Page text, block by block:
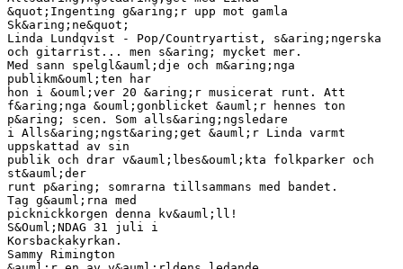
&quot;Ingenting g&aring;r upp mot gamla
Sk&aring;ne&quot;
Linda Lundqvist - Pop/Countryartist, s&aring;ngerska
och gitarrist... men s&aring; mycket mer.
Med sann spelgl&auml;dje och m&aring;nga
publikm&ouml;ten har
hon i &ouml;ver 20 &aring;r musicerat runt. Att
f&aring;nga &ouml;gonblicket &auml;r hennes ton
p&aring; scen. Som alls&aring;ngsledare
i Alls&aring;ngst&aring;get &auml;r Linda varmt
uppskattad av sin
publik och drar v&auml;lbes&ouml;kta folkparker och
st&auml;der
runt p&aring; somrarna tillsammans med bandet.
Tag g&auml;rna med
picknickkorgen denna kv&auml;ll!
S&Ouml;NDAG 31 juli i
Korsbackakyrkan.
Sammy Rimington